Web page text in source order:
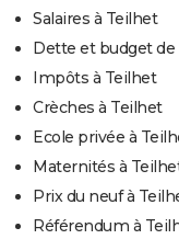
Salaires à Teilhet
Dette et budget de
Impôts à Teilhet
Crèches à Teilhet
Ecole privée à
Maternités à
Prix du neuf à
Référendum à